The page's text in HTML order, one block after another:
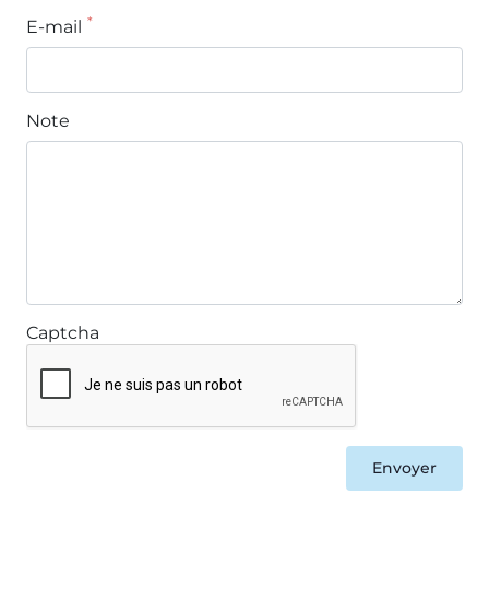
E-mail *
Note
Captcha
Envoyer